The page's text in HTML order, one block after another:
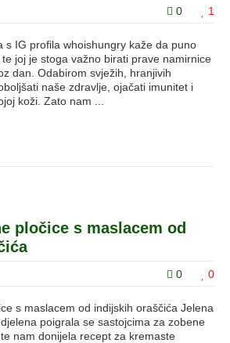
0 1
s IG profila whoishungry kaže da puno
joj je stoga važno birati prave namirnice
dan. Odabirom svježih, hranjivih
naše zdravlje, ojačati imunitet i
koži. Zato nam ...
pločice s maslacem od
0 0
s maslacem od indijskih oraščića Jelena
poigrala se sastojcima za zobene
nam donijela recept za kremaste